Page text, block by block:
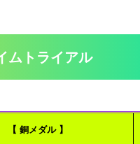
ムトライアル
【 銅メダル 】